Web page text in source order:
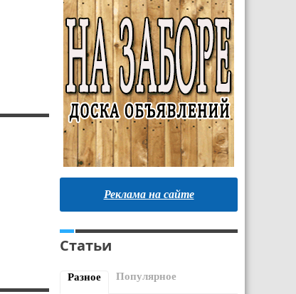
Реклама на сайте
Статьи
Разное Популярное